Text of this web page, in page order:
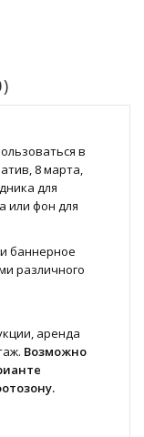
в
8 марта,
для
или фон для
баннерное
различного
аренда
Возможно